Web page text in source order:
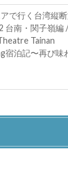
で行く台湾縦
台南・関子嶺編 /
Tainan
宿泊記〜再び味